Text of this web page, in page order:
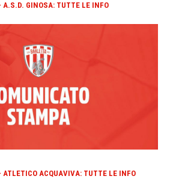
GINOSA: TUTTE LE INFO
ACQUAVIVA: TUTTE LE INFO